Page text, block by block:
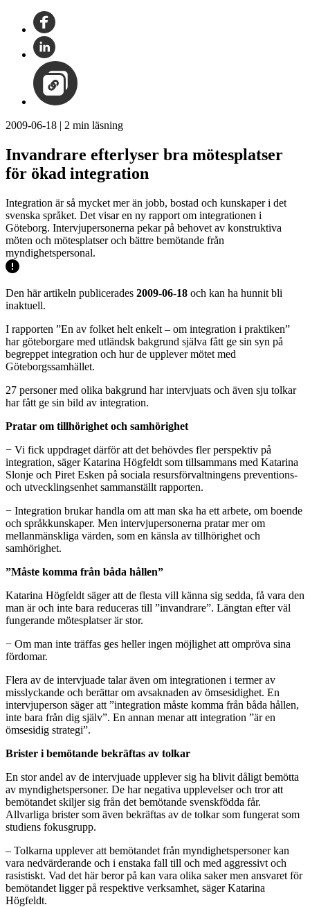
2009-06-18 | 2 min läsning
Invandrare efterlyser bra mötesplatser
för ökad integration
Integration är så mycket mer än jobb, bostad och kunskaper i det
svenska språket. Det visar en ny rapport om integrationen i
Göteborg. Intervjupersonerna pekar på behovet av konstruktiva
möten och mötesplatser och bättre bemötande från
myndighetspersonal.
Den här artikeln publicerades 2009-06-18 och kan ha hunnit bli
inaktuell.
I rapporten ”En av folket helt enkelt – om integration i praktiken”
har göteborgare med utländsk bakgrund själva fått ge sin syn på
begreppet integration och hur de upplever mötet med
Göteborgssamhället.
27 personer med olika bakgrund har intervjuats och även sju tolkar
har fått ge sin bild av integration.
Pratar om tillhörighet och samhörighet
− Vi fick uppdraget därför att det behövdes fler perspektiv på
integration, säger Katarina Högfeldt som tillsammans med Katarina
Slonje och Piret Esken på sociala resursförvaltningens preventions-
och utvecklingsenhet sammanställt rapporten.
− Integration brukar handla om att man ska ha ett arbete, om boende
och språkkunskaper. Men intervjupersonerna pratar mer om
mellanmänskliga värden, som en känsla av tillhörighet och
samhörighet.
”Måste komma från båda hållen”
Katarina Högfeldt säger att de flesta vill känna sig sedda, få vara den
man är och inte bara reduceras till ”invandrare”. Längtan efter väl
fungerande mötesplatser är stor.
− Om man inte träffas ges heller ingen möjlighet att ompröva sina
fördomar.
Flera av de intervjuade talar även om integrationen i termer av
misslyckande och berättar om avsaknaden av ömsesidighet. En
intervjuperson säger att ”integration måste komma från båda hållen,
inte bara från dig själv”. En annan menar att integration ”är en
ömsesidig strategi”.
Brister i bemötande bekräftas av tolkar
En stor andel av de intervjuade upplever sig ha blivit dåligt bemötta
av myndighetspersoner. De har negativa upplevelser och tror att
bemötandet skiljer sig från det bemötande svenskfödda får.
Allvarliga brister som även bekräftas av de tolkar som fungerat som
studiens fokusgrupp.
– Tolkarna upplever att bemötandet från myndighetspersoner kan
vara nedvärderande och i enstaka fall till och med aggressivt och
rasistiskt. Vad det här beror på kan vara olika saker men ansvaret för
bemötandet ligger på respektive verksamhet, säger Katarina
Högfeldt.